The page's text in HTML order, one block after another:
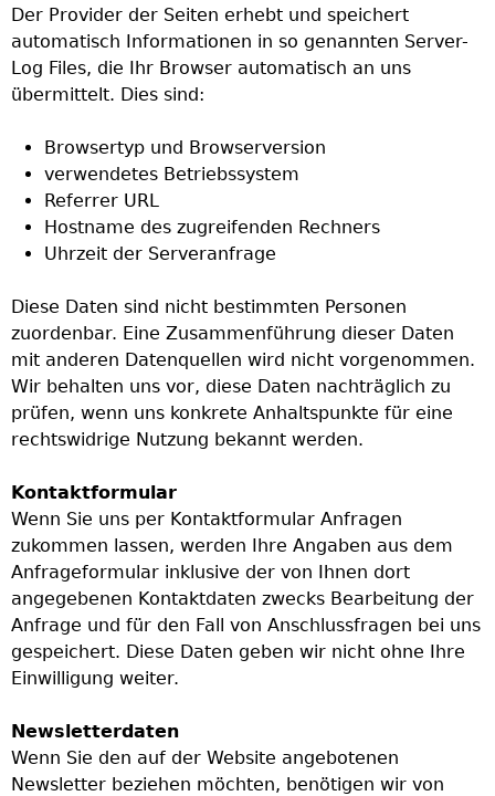
Der Provider der Seiten erhebt und speichert
automatisch Informationen in so genannten Server-
Log Files, die Ihr Browser automatisch an uns
übermittelt. Dies sind:
Browsertyp und Browserversion
verwendetes Betriebssystem
Referrer URL
Hostname des zugreifenden Rechners
Uhrzeit der Serveranfrage
Diese Daten sind nicht bestimmten Personen
zuordenbar. Eine Zusammenführung dieser Daten
mit anderen Datenquellen wird nicht vorgenommen.
Wir behalten uns vor, diese Daten nachträglich zu
prüfen, wenn uns konkrete Anhaltspunkte für eine
rechtswidrige Nutzung bekannt werden.
Kontaktformular
Wenn Sie uns per Kontaktformular Anfragen
zukommen lassen, werden Ihre Angaben aus dem
Anfrageformular inklusive der von Ihnen dort
angegebenen Kontaktdaten zwecks Bearbeitung der
Anfrage und für den Fall von Anschlussfragen bei uns
gespeichert. Diese Daten geben wir nicht ohne Ihre
Einwilligung weiter.
Newsletterdaten
Wenn Sie den auf der Website angebotenen
Newsletter beziehen möchten, benötigen wir von